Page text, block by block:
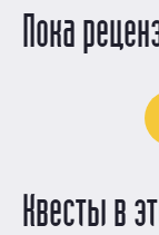
Пока
Квесты в